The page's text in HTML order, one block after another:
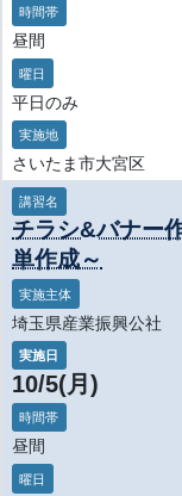
時間帯
昼間
曜日
平日のみ
実施地
さいたま市大宮区
講習名
チラシ&バナー
単作成～
実施主体
埼玉県産業振興公社
実施日
10/5(月)
時間帯
昼間
曜日